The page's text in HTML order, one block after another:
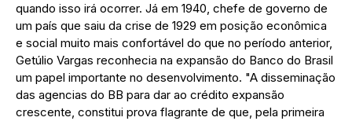
quando isso irá ocorrer. Já em 1940, chefe de governo de
um país que saiu da crise de 1929 em posição econômica
e social muito mais confortável do que no período anterior,
Getúlio Vargas reconhecia na expansão do Banco do Brasil
um papel importante no desenvolvimento. "A disseminação
das agencias do BB para dar ao crédito expansão
crescente, constitui prova flagrante de que, pela primeira